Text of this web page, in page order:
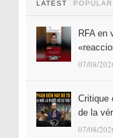
LATEST POPULAR
RFA en
07/08/
Critique
de la
07/08/